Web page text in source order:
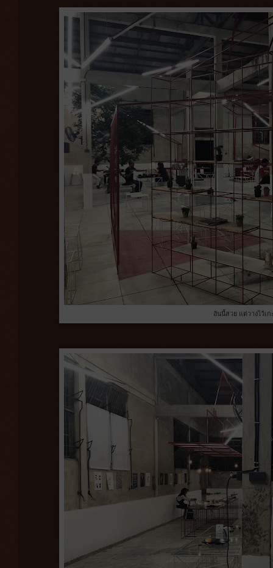
อันนี้สวย แต่วางไว้เ